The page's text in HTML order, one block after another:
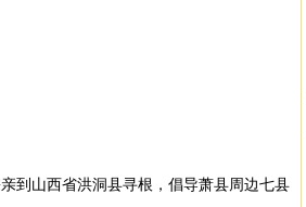
到山西省洪洞县寻根，倡导萧县周边七县